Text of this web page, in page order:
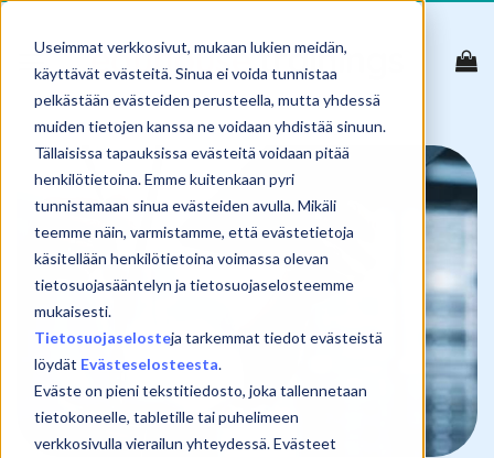
Useimmat verkkosivut, mukaan lukien meidän,
käyttävät evästeitä. Sinua ei voida tunnistaa
pelkästään evästeiden perusteella, mutta yhdessä
muiden tietojen kanssa ne voidaan yhdistää sinuun.
Tällaisissa tapauksissa evästeitä voidaan pitää
henkilötietoina. Emme kuitenkaan pyri
tunnistamaan sinua evästeiden avulla. Mikäli
teemme näin, varmistamme, että evästetietoja
käsitellään henkilötietoina voimassa olevan
tietosuojasääntelyn ja tietosuojaselosteemme
mukaisesti.
Tietosuojaselosteja tarkemmat tiedot evästeistä
löydät Evästeselosteesta.
Eväste on pieni tekstitiedosto, joka tallennetaan
tietokoneelle, tabletille tai puhelimeen
verkkosivulla vierailun yhteydessä. Evästeet
Skip
content